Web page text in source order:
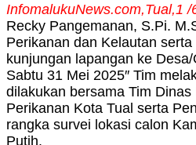
InfomalukuNews.com,Tual,1 /
Recky Pangemanan, S.Pi.
Perikanan dan Kelautan
kunjungan lapangan ke
Sabtu 31 Mei 2025″ Tim
dilakukan bersama Tim Dinas
Perikanan Kota Tual serta
rangka survei lokasi calon
Putih.